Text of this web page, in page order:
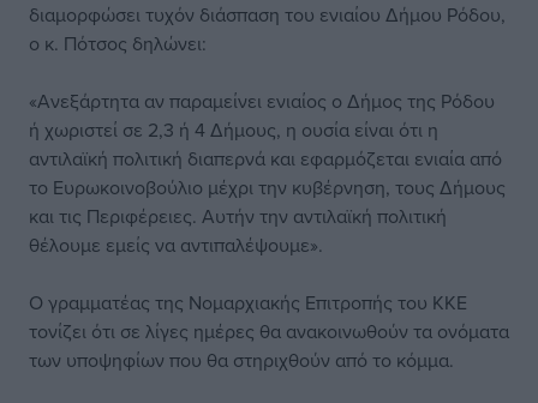
διαμορφώσει τυχόν διάσπαση του ενιαίου Δήμου Ρόδου,
ο κ. Πότσος δηλώνει:
«Ανεξάρτητα αν παραμείνει ενιαίος ο Δήμος της Ρόδου
ή χωριστεί σε 2,3 ή 4 Δήμους, η ουσία είναι ότι η
αντιλαϊκή πολιτική διαπερνά και εφαρμόζεται ενιαία από
το Ευρωκοινοβούλιο μέχρι την κυβέρνηση, τους Δήμους
και τις Περιφέρειες. Αυτήν την αντιλαϊκή πολιτική
θέλουμε εμείς να αντιπαλέψουμε».
Ο γραμματέας της Νομαρχιακής Επιτροπής του ΚΚΕ
τονίζει ότι σε λίγες ημέρες θα ανακοινωθούν τα ονόματα
των υποψηφίων που θα στηριχθούν από το κόμμα.